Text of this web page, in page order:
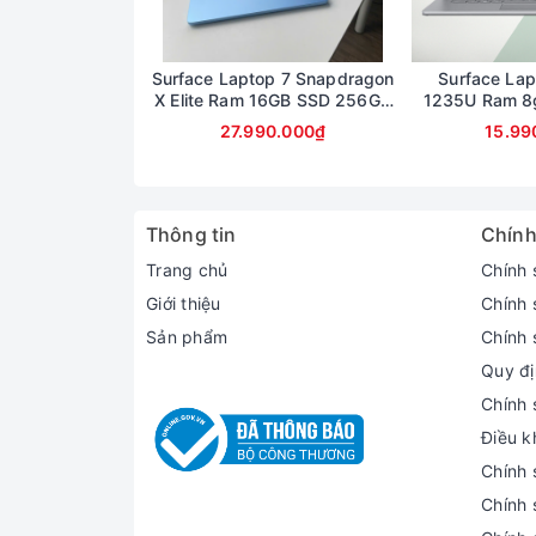
Màn hình IPS Glossy 300 nits, 100% sRGB
Microsoft Surface Laptop Go có màn hình
văn phòng. Tấm nền màn hình của máy là IPS
Surface Laptop 7 Snapdragon
X Elite Ram 16GB SSD 256GB
màn 13.8inch 2,5K
27.990.000₫
Surface
1235U Ram
màn
Thông tin
Trang chủ
Giới thiệu
Sản phẩm
Chính
Chính
Chính
Quy
Chính
Điều
Chính
Chính